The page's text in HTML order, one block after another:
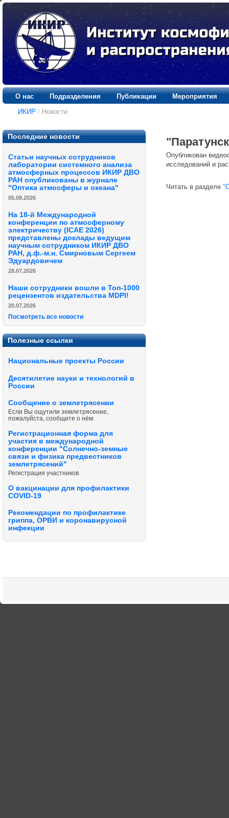
О нас Подразделения Публикации
Мероприятия
ИКИР / Новости
Последние новости
Статьи научных сотрудников
лаборатории системного анализа
атмосферных процессов ИКИР ДВО
РАН опубликованы в журнале
"Оптика атмосферы и океана"
05.08.2026
На 18-й Международной
конференции по атмосферному
электричеству (ICAE 2026)
представлены доклады ведущим
научным сотрудником ИКИР ДВО
РАН, д.ф.-м.н. Смирновым Сергеем
Эдуардовичем
28.07.2026
Наши сотрудники вошли в Топ-1000
рецензентов издательства MDPI!
20.07.2026
Посмотреть все новости
Полезные ссылки
Национальные проекты России
Десятилетие науки и технологий в
России
Сообщение о землетрясении
Если Вы ощутили землетрясение,
пожалуйста, сообщите о нём
Регистрационная форма для
участия в международной
конференции "Солнечно-земные
связи и физика предвестников
землетрясений"
Регистрация участников
О вакцинации для профилактики
COVID-19
Рекомендации по профилактике
гриппа, ОРВИ и коронавирусной
инфекции
Опубликован
исследований и
Читать в разделе